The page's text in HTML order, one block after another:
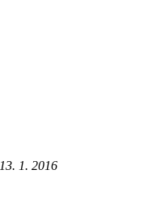
13. 1. 2016